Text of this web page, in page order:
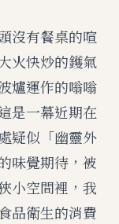
沒有餐桌的喧
火快炒的鑊氣
爐運作的嗡嗡
是一幕近期在
疑似「幽靈外
味覺期待，被
小空間裡，我
品衛生的消費